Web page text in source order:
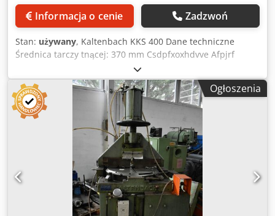
Informacja o cenie Zadzwoń
Stan: używany, Kaltenbach KKS 400 Dane techniczne
Średnica tarczy tnącej: 370 mm Csdpfxoxhdvve Afpjrf
Średnica cięcia: 115 mm Skok: - mm Zakres cięcia przy 90
stopniach, płasko: 300 x 35 mm Prędkość cięcia: 11 / 15 / 22
m/min Zapotrzenowanie mocy całkowitej: 1,4 kW Masa
maszyny ok.: 850 kg Wymiary zewnętrzne ok.: 1100 x 1100 x
1600 mm
Ogłoszenia